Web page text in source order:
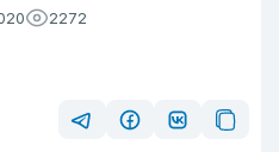
2272